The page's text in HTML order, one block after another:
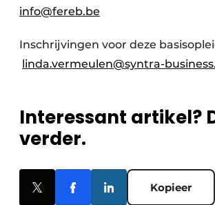
info@fereb.be
Inschrijvingen voor deze
linda.vermeulen@syntra-
Interessant artikel?
verder.
Kopieer